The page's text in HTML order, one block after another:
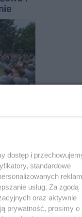
są
dostęp i
standardowe
usług. Za zgodą
oraz aktywnie
prywatność, prosimy o